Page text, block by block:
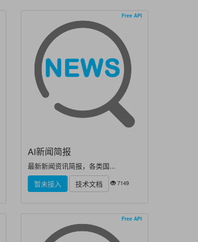
Free API
AI新闻简报
最新新闻资讯简报，各类国...
暂未接入
技术文档 7149
Free API